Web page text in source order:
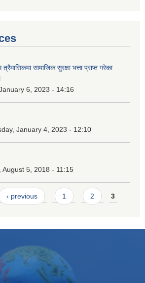
सामाजिक सुरक्षा भत्ता प्राप्त गरेका
6, 2023 - 14:16
January 4, 2023 - 12:10
August 5, 2018 - 11:15
‹ previous 1 2 3